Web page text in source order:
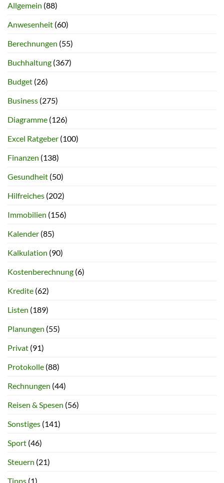
Allgemein (88)
Anwesenheit (60)
Berechnungen (55)
Buchhaltung (367)
Budget (26)
Business (275)
Diagramme (126)
Excel Ratgeber (100)
Finanzen (138)
Gesundheit (50)
Hilfreiches (202)
Immobilien (156)
Kalender (85)
Kalkulation (90)
Kostenberechnung (6)
Kredite (62)
Listen (189)
Planungen (55)
Privat (91)
Protokolle (88)
Rechnungen (44)
Reisen & Spesen (56)
Sonstiges (141)
Sport (46)
Steuern (21)
Tipps (1)